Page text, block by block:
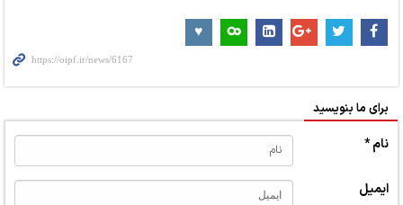
برای ما بنویسید
نام *
ایمیل